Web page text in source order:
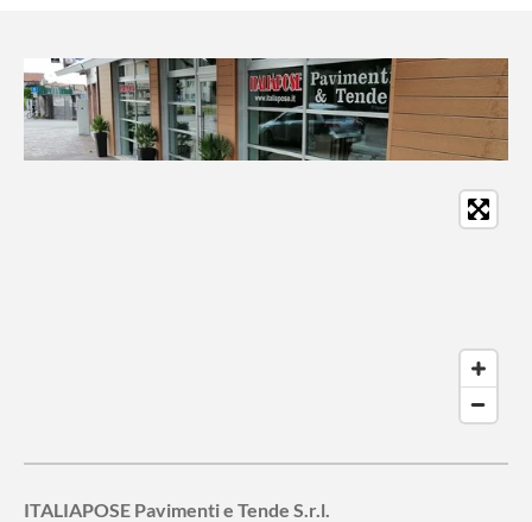
ITALIAPOSE Pavimenti e Tende S.r.l.